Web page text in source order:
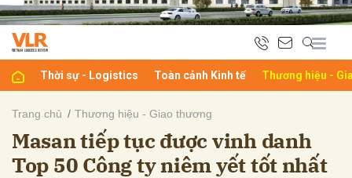
Thời sự - Logistics Toàn cảnh Kinh tế Thương hiệu -
Trang chủ Thương hiệu - Giao thương
Masan tiếp tục được vinh danh
Top 50 Công ty niêm yết tốt nhất
Hủy